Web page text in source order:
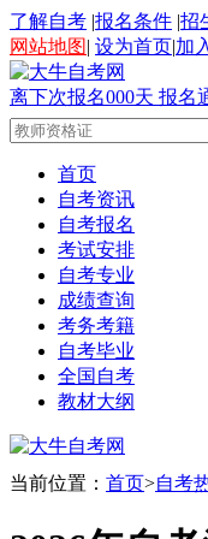
了解自考 |报名条件 |招
网站地图| 设为首页|加
离下次报名000天 报名
首页
自考资讯
自考报名
考试安排
自考专业
成绩查询
考务考籍
自考毕业
全国自考
教材大纲
当前位置： 首页>自考